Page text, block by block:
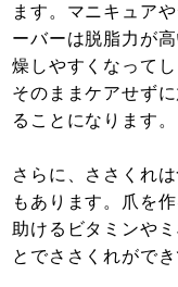
ます。マニキュア
ーバーは脱脂力が
燥しやすくなって
そのままケアせず
ることになります。
さらに、ささくれ
もあります。爪を
助けるビタミンや
とでささくれができ